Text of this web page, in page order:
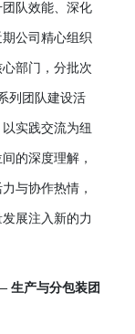
队效能、深化
公司精心组织
部门，分批次
列团队建设活
实践交流为纽
的深度理解，
与协作热情，
展注入新的力
产与分包装团